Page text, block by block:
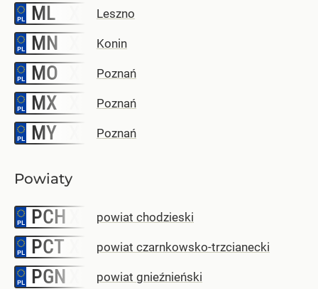
ML Leszno
MN Konin
MO Poznań
MX Poznań
MY Poznań
Powiaty
PCH powiat chodzieski
PCT powiat czarnkowsko-trzcianecki
PGN powiat gnieźnieński